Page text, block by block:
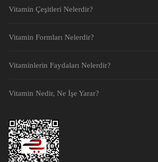
Vitamin Çeşitleri Nelerdir?
Vitamin Formları Nelerdir?
Vitaminlerin Faydaları Nelerdir?
Vitamin Nedir, Ne İşe Yarar?